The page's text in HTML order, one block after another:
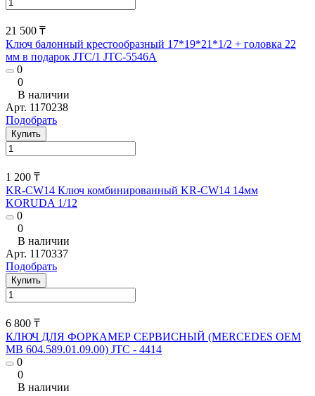
21 500 ₸
Ключ балонный крестообразный 17*19*21*1/2 + головка 22
мм в подарок JTC/1 JTC-5546A
0
0
В наличии
Арт. 1170238
Подобрать
Купить
1 200 ₸
KR-CW14 Ключ комбинированный KR-CW14 14мм
KORUDA 1/12
0
0
В наличии
Арт. 1170337
Подобрать
Купить
6 800 ₸
КЛЮЧ ДЛЯ ФОРКАМЕР СЕРВИСНЫЙ (MERCEDES OEM
MB 604.589.01.09.00) JTC - 4414
0
0
В наличии